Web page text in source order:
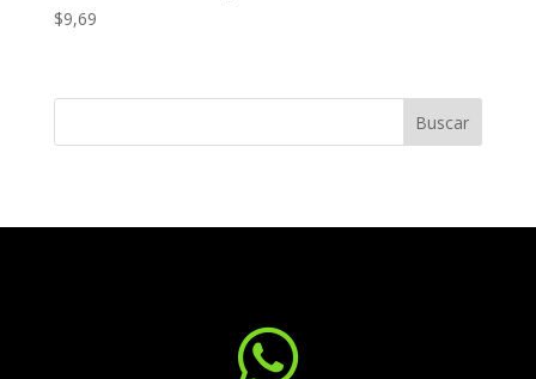
$9,69
Buscar
